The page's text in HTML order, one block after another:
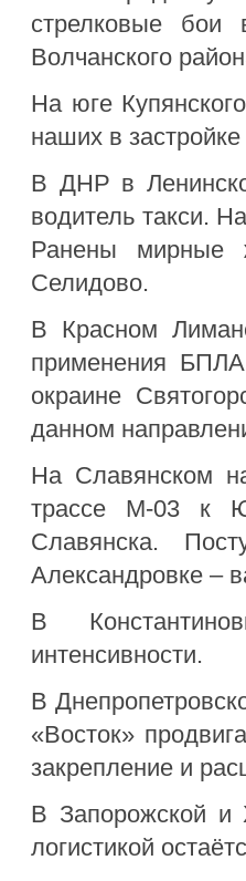
стрелковые
Волчанского
На юге
наших в
В ДНР в
водитель такси.
Ранены мирные
Селидово.
В Красном
применения
окраине
данном
На Славянском
трассе М-03 к
Славянска.
Александровке –
В
интенсивности.
В
«Восток»
закрепление и
В Запорожской и
логистикой